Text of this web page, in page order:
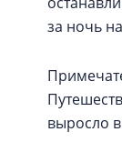
за ночь
выросло